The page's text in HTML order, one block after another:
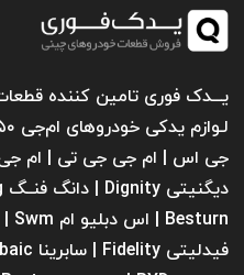
یـــدک فوری تامین کننده